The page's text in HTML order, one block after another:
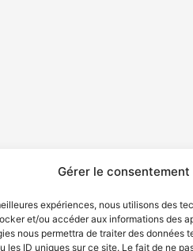
Gérer le consentement
expériences, nous utilisons des
et/ou accéder aux informations des
nous permettra de traiter des données
les ID uniques sur ce site. Le fait de ne
de services Politique de